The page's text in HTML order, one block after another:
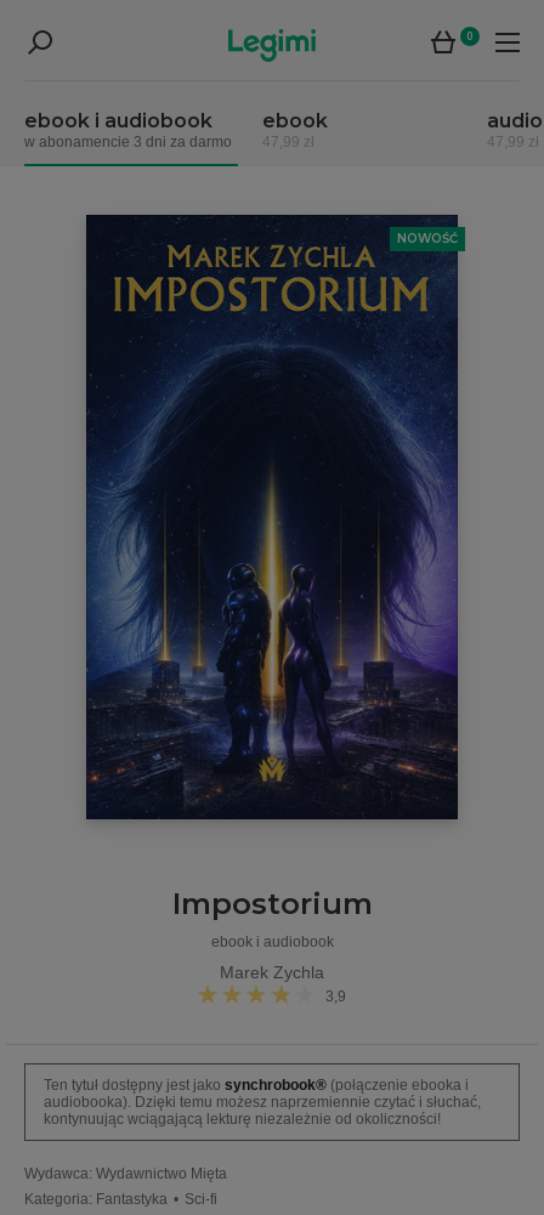
0
ebook i audiobook
w abonamencie 3 dni za darmo
ebook
47,99 zł 47,99 zł
NOWOŚĆ
Impostorium
ebook i audiobook
Marek Zychla
3,9
Ten tytuł dostępny jest jako synchrobook® (połączenie ebooka i
audiobooka). Dzięki temu możesz naprzemiennie czytać i słuchać,
kontynuując wciągającą lekturę niezależnie od okoliczności!
Wydawca: Wydawnictwo Mięta
Kategoria: Fantastyka • Sci-fi